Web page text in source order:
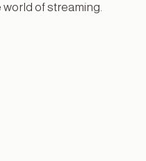
of streaming.